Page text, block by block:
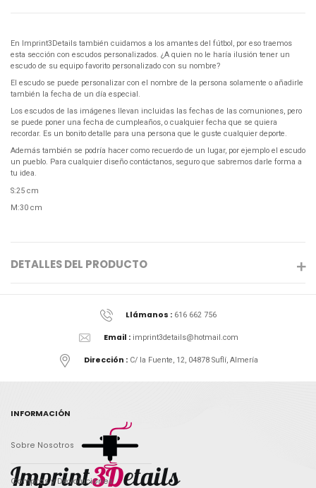
En Imprint3Details también cuidamos a los amantes del fútbol, por eso traemos
esta sección con escudos personalizados. ¿A quien no le haría ilusión tener un
escudo de su equipo favorito personalizado con su nombre?
El escudo se puede personalizar con el nombre de la persona solamente o añadirle
también la fecha de un día especial.
Los escudos de las imágenes llevan incluidas las fechas de las comuniones, pero
se puede poner una fecha de cumpleaños, o cualquier fecha que se quiera
recordar. Es un bonito detalle para una persona que le guste cualquier deporte.
Además también se podría hacer como recuerdo de un lugar, por ejemplo el escudo
un pueblo. Para cualquier diseño contáctanos, seguro que sabremos darle forma a
tu idea.
S:25 cm
M:30 cm
DETALLES DEL PRODUCTO
Llámanos : 616 662 756
Email : imprint3details@hotmail.com
Dirección : C/ la Fuente, 12, 04878 Suflí, Almería
INFORMACIÓN
Sobre Nosotros
Compras y Devoluciones